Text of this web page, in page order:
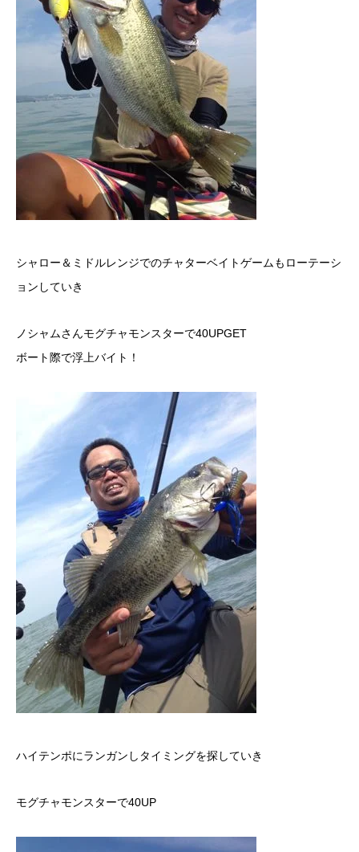
シャロー＆ミドルレンジでのチャターベイトゲームもローテーシ
ョンしていき
ノシャムさんモグチャモンスターで40UPGET
ボート際で浮上バイト！
ハイテンポにランガンしタイミングを探していき
モグチャモンスターで40UP